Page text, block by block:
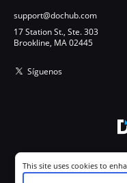
support@dochub.com
17 Station St., Ste. 303
Brookline, MA 02445
Síguenos
Todos
Cookie consent notice
This site uses cookies to
your experience. By using